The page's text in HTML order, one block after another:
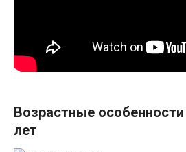
Возрастные
лет